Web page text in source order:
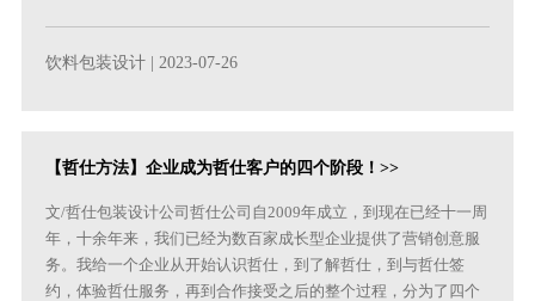
饮料包装设计 | 2023-07-26
【哲仕方法】企业成为哲仕客户的四个阶段！>>
文/哲仕包装设计公司哲仕公司自2009年成立，到现在已经十一周
年，十余年来，我们已经为数百家成长型企业提供了营销创意服
务。我给一个企业从开始认识哲仕，到了解哲仕，到与哲仕签
约，体验哲仕服务，再到合作接受之后的整个过程，分为了四个